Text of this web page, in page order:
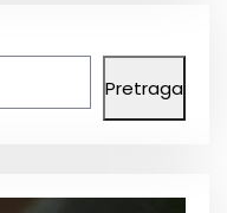
Pretraga